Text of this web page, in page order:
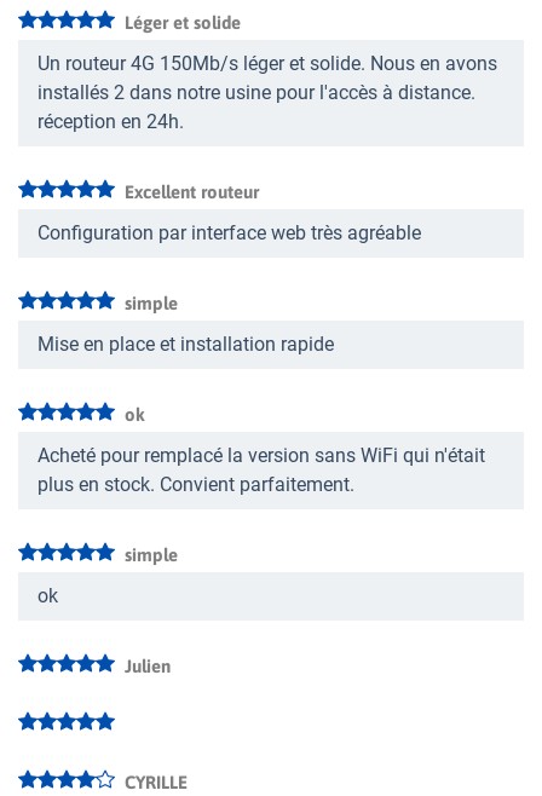
Léger et solide
Un routeur 4G 150Mb/s léger et solide. Nous en avons
installés 2 dans notre usine pour l'accès à distance.
réception en 24h.
Excellent routeur
Configuration par interface web très agréable
simple
Mise en place et installation rapide
ok
Acheté pour remplacé la version sans WiFi qui n'était
plus en stock. Convient parfaitement.
simple
ok
Julien
CYRILLE